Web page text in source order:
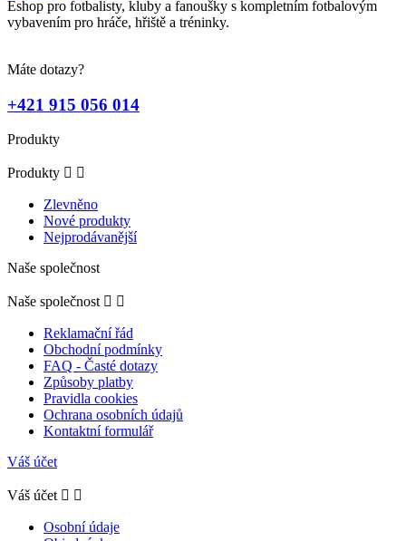
Eshop pro fotbalisty, kluby a fanoušky s kompletním fotbalovým
vybavením pro hráče, hřiště a tréninky.
Máte dotazy?
+421 915 056 014
Produkty
Produkty  
Zlevněno
Nové produkty
Nejprodávanější
Naše společnost
Naše společnost  
Reklamační řád
Obchodní podmínky
FAQ - Časté dotazy
Způsoby platby
Pravidla cookies
Ochrana osobních údajů
Kontaktní formulář
Váš účet
Váš účet  
Osobní údaje